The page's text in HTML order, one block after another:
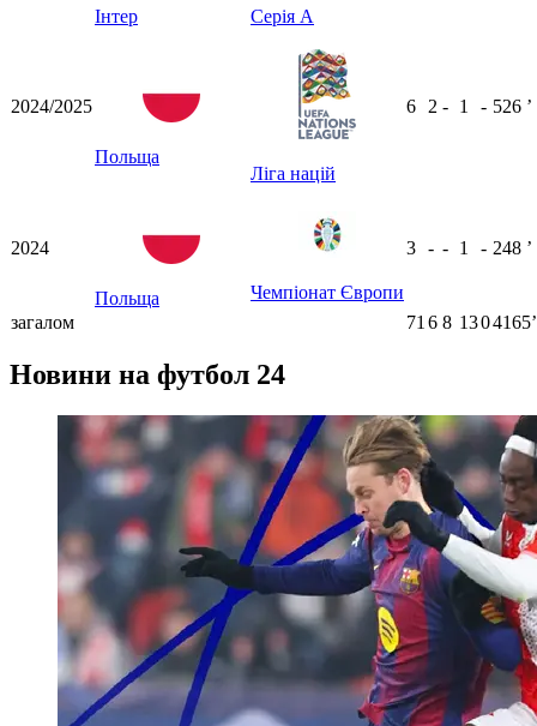
Інтер Серія А
2024/2025
Польща
Ліга націй
6 2 - 1 - 526 ʼ
2024
Польща Чемпіонат Європи
3 - - 1 - 248 ʼ
загалом 71 6 8 1304165ʼ
Новини на футбол 24